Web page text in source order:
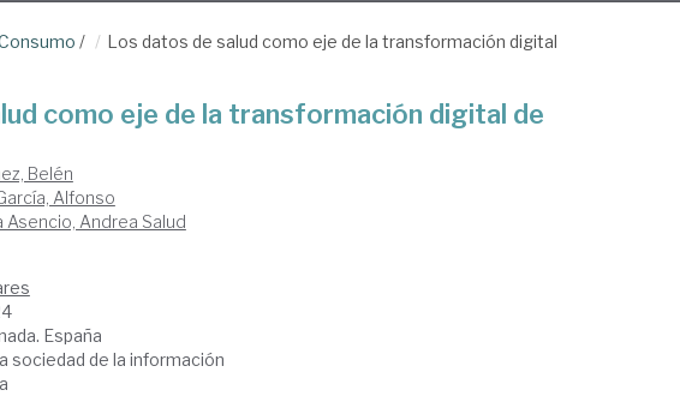
/
Los datos de salud como eje de la transformación digital
como eje de la transformación digital de
Belén
Alfonso
Asencio, Andrea Salud
España
sociedad de la información